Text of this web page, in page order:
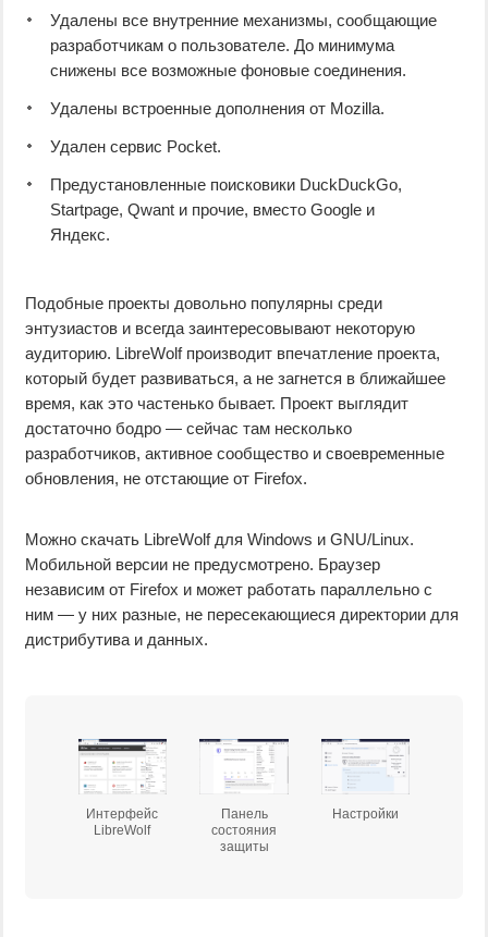
Удалены все внутренние механизмы, сообщающие
разработчикам о пользователе. До минимума
снижены все возможные фоновые соединения.
Удалены встроенные дополнения от Mozilla.
Удален сервис Pocket.
Предустановленные поисковики DuckDuckGo,
Startpage, Qwant и прочие, вместо Google и
Яндекс.
Подобные проекты довольно популярны среди
энтузиастов и всегда заинтересовывают некоторую
аудиторию. LibreWolf производит впечатление проекта,
который будет развиваться, а не загнется в ближайшее
время, как это частенько бывает. Проект выглядит
достаточно бодро — сейчас там несколько
разработчиков, активное сообщество и своевременные
обновления, не отстающие от Firefox.
Можно скачать LibreWolf для Windows и GNU/Linux.
Мобильной версии не предусмотрено. Браузер
независим от Firefox и может работать параллельно с
ним — у них разные, не пересекающиеся директории для
дистрибутива и данных.
Интерфейс
LibreWolf
Панель
состояния
защиты
Настройки